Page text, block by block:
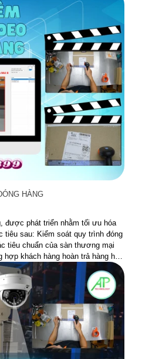
HÀNG
được phát triển nhằm tối ưu hóa
tiêu sau: Kiểm soát quy trình đóng
tiêu chuẩn của sàn thương mại
khách hàng hoàn trả hàng hóa